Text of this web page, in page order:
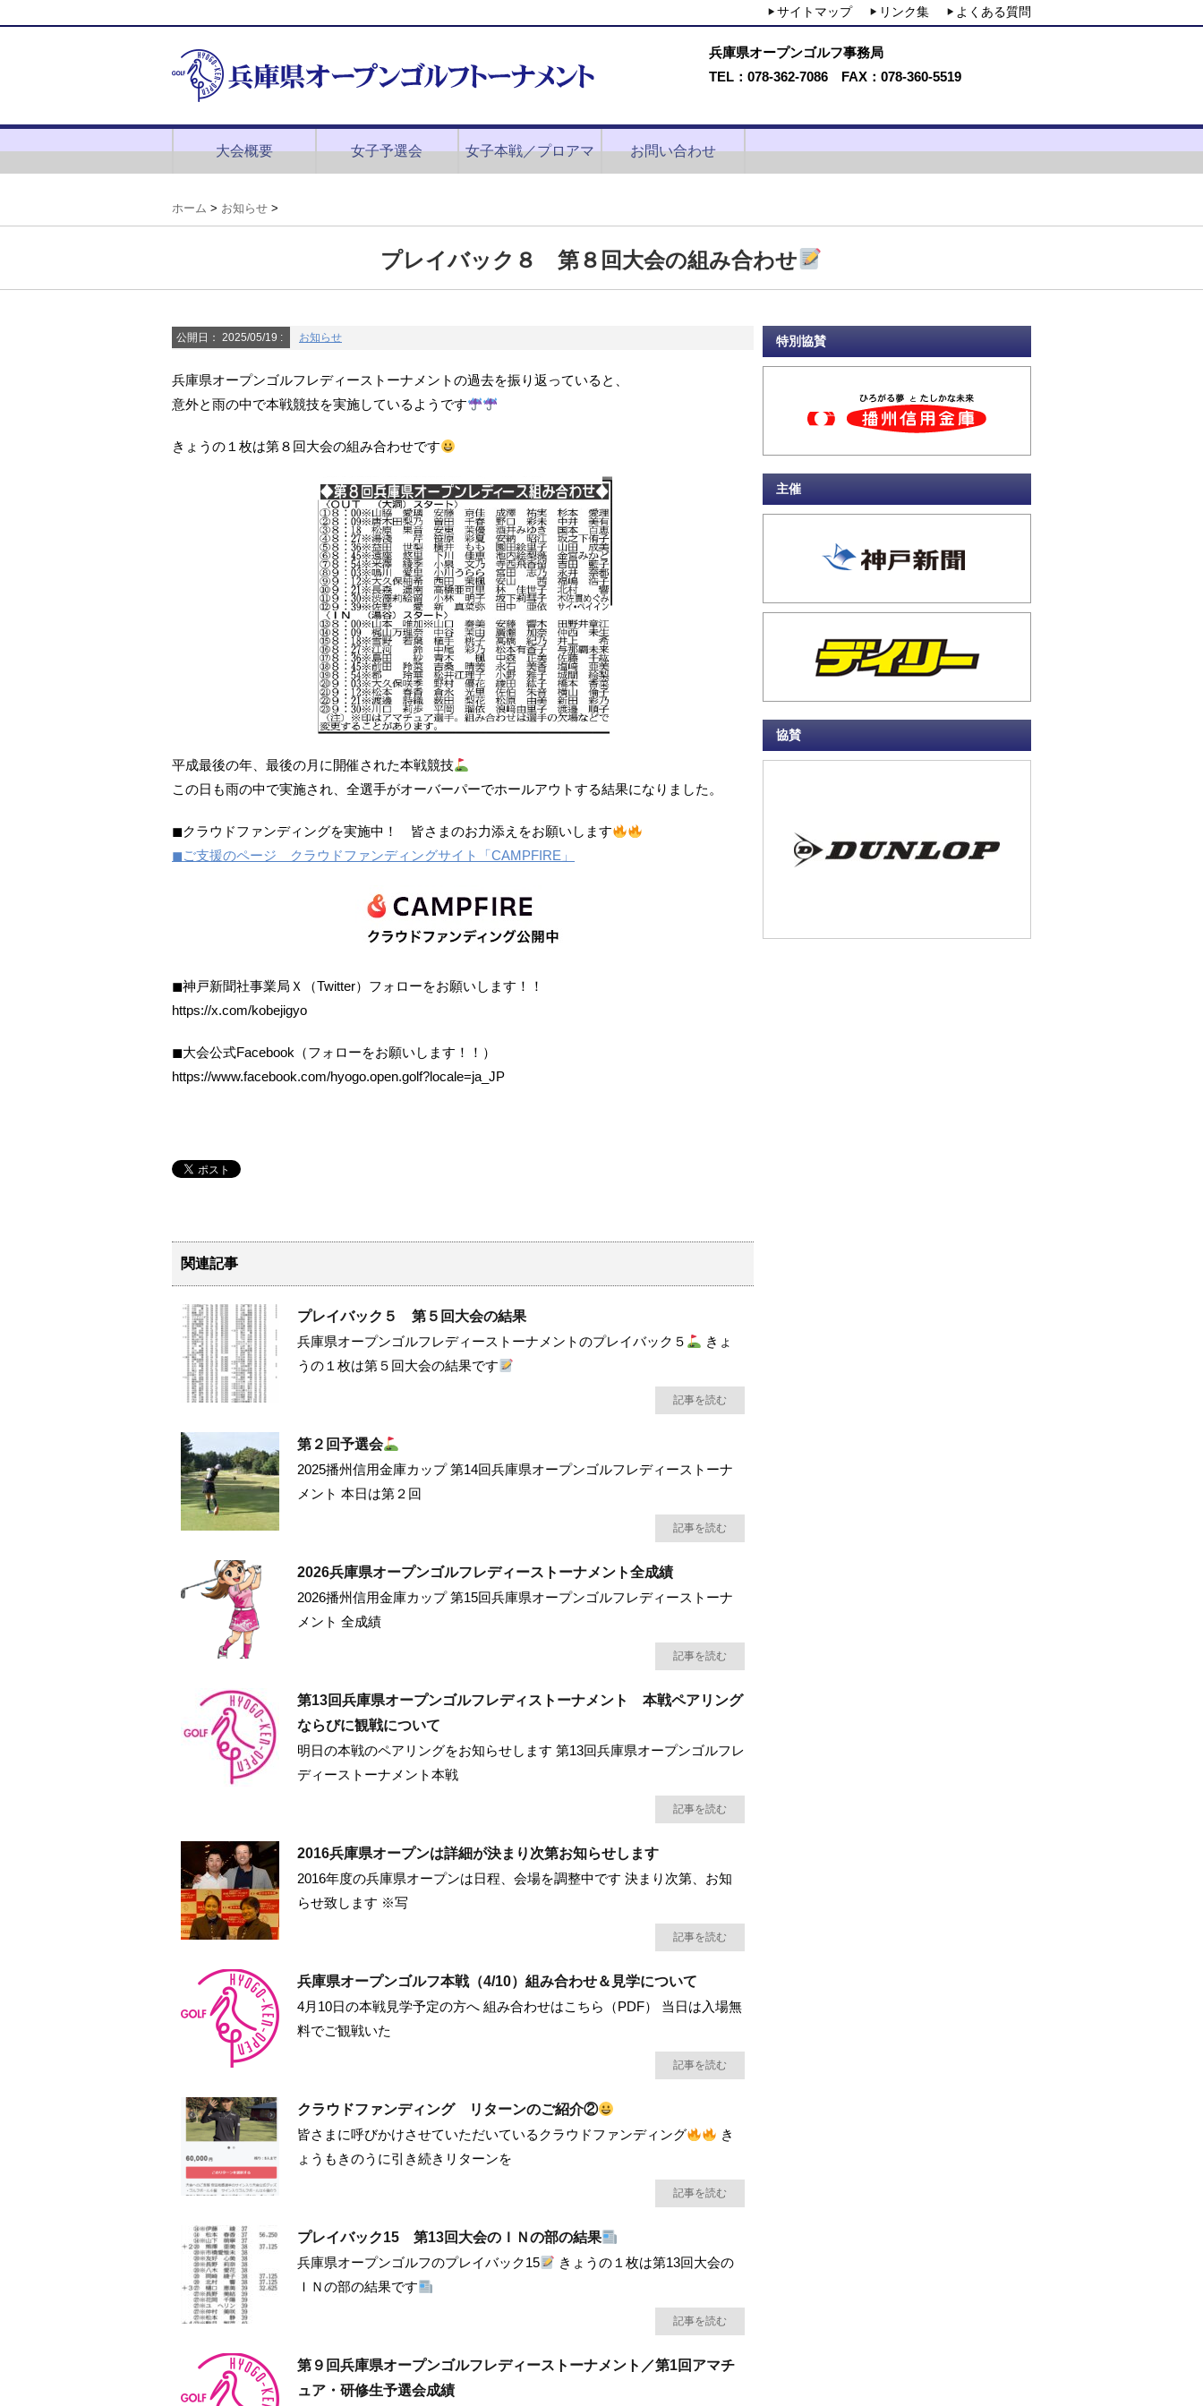
サイトマップ リンク集 よくある質問
兵庫県オープンゴルフ事務局
TEL：078-362-7086 FAX：078-360-5519
大会概要 女子予選会 女子本戦／プロアマ お問い合わせ
ホーム > お知らせ >
プレイバック８ 第８回大会の組み合わせ
公開日： 2025/05/19 : お知らせ
兵庫県オープンゴルフレディーストーナメントの過去を振り返っていると、
意外と雨の中で本戦競技を実施しているようです
きょうの１枚は第８回大会の組み合わせです
平成最後の年、最後の月に開催された本戦競技
この日も雨の中で実施され、全選手がオーバーパーでホールアウトする結果になりました。
◼︎クラウドファンディングを実施中！ 皆さまのお力添えをお願いします
◼︎ご支援のページ クラウドファンディングサイト「CAMPFIRE」
◼︎神戸新聞社事業局Ｘ（Twitter）フォローをお願いします！！
https://x.com/kobejigyo
◼︎大会公式Facebook（フォローをお願いします！！）
https://www.facebook.com/hyogo.open.golf?locale=ja_JP
関連記事
プレイバック５ 第５回大会の結果
兵庫県オープンゴルフレディーストーナメントのプレイバック５
きょ
うの１枚は第５回大会の結果です
記事を読む
第２回予選会
2025播州信用金庫カップ 第14回兵庫県オープンゴルフレディーストーナ
メント 本日は第２回
記事を読む
2026兵庫県オープンゴルフレディーストーナメント全成績
2026播州信用金庫カップ 第15回兵庫県オープンゴルフレディーストーナ
メント 全成績
記事を読む
第13回兵庫県オープンゴルフレディストーナメント 本戦ペアリング
ならびに観戦について
明日の本戦のペアリングをお知らせします 第13回兵庫県オープンゴルフレ
ディーストーナメント本戦
記事を読む
2016兵庫県オープンは詳細が決まり次第お知らせします
2016年度の兵庫県オープンは日程、会場を調整中です 決まり次第、お知
らせ致します ※写
記事を読む
兵庫県オープンゴルフ本戦（4/10）組み合わせ＆見学について
4月10日の本戦見学予定の方へ 組み合わせはこちら（PDF） 当日は入場無
料でご観戦いた
記事を読む
クラウドファンディング リターンのご紹介②
皆さまに呼びかけさせていただいているクラウドファンディング
き
ょうもきのうに引き続きリターンを
記事を読む
プレイバック15 第13回大会のＩＮの部の結果
兵庫県オープンゴルフのプレイバック15
きょうの１枚は第13回大会の
ＩＮの部の結果です
記事を読む
第９回兵庫県オープンゴルフレディーストーナメント／第1回アマチ
ュア・研修生予選会成績
特別協賛
主催
協賛